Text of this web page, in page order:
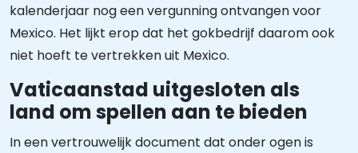
kalenderjaar nog een vergunning ontvangen voor
Mexico. Het lijkt erop dat het gokbedrijf daarom ook
niet hoeft te vertrekken uit Mexico.
Vaticaanstad uitgesloten als
land om spellen aan te bieden
In een vertrouwelijk document dat onder ogen is